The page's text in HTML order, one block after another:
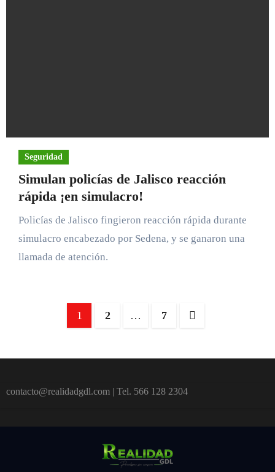
Seguridad
Simulan policías de Jalisco reacción
rápida ¡en simulacro!
Policías de Jalisco fingieron reacción rápida durante
simulacro encabezado por Sedena, y se ganaron una
llamada de atención.
Paginación
entradas
1 2 … 7
contacto@realidadgdl.com | Tel. 566 128 2304